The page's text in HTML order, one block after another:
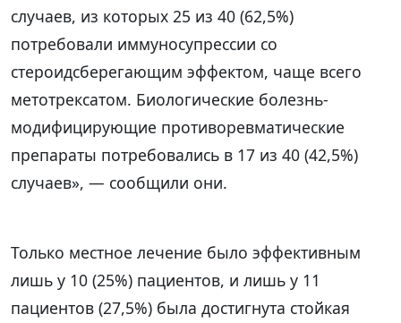
случаев, из которых 25 из 40 (62,5%)
потребовали иммуносупрессии со
стероидсберегающим эффектом, чаще всего
метотрексатом. Биологические болезнь-
модифицирующие противоревматические
препараты потребовались в 17 из 40 (42,5%)
случаев», — сообщили они.
Только местное лечение было эффективным
лишь у 10 (25%) пациентов, и лишь у 11
пациентов (27,5%) была достигнута стойкая